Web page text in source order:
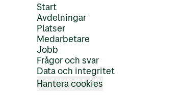
Start
Avdelningar
Platser
Medarbetare
Jobb
Frågor och svar
Data och integritet
Hantera cookies